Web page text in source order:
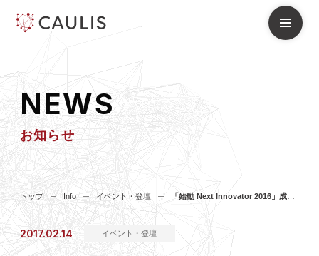
NEWS
お知らせ
トップ Info イベント・登壇 「始動 Next Innovator 2016」成果報告会にて弊社代表島津が登壇致しました
2017.02.14 イベント・登壇